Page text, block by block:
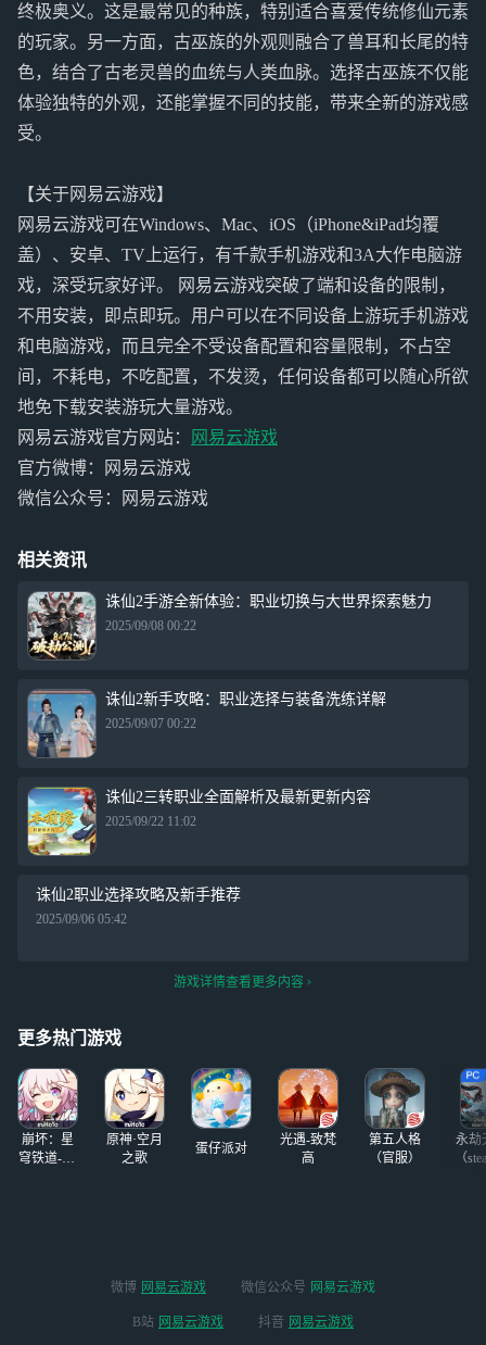
终极奥义。这是最常见的种族，特别适合喜爱传统修仙元素
的玩家。另一方面，古巫族的外观则融合了兽耳和长尾的特
色，结合了古老灵兽的血统与人类血脉。选择古巫族不仅能
体验独特的外观，还能掌握不同的技能，带来全新的游戏感
受。
【关于网易云游戏】
网易云游戏可在Windows、Mac、iOS（iPhone&iPad均覆
盖）、安卓、TV上运行，有千款手机游戏和3A大作电脑游
戏，深受玩家好评。 网易云游戏突破了端和设备的限制，
不用安装，即点即玩。用户可以在不同设备上游玩手机游戏
和电脑游戏，而且完全不受设备配置和容量限制，不占空
间，不耗电，不吃配置，不发烫，任何设备都可以随心所欲
地免下载安装游玩大量游戏。
网易云游戏官方网站：
网易云游戏
官方微博：网易云游戏
微信公众号：网易云游戏
相关资讯
诛仙2手游全新体验：职业切换与大世界探索魅力
2025/09/08 00:22
诛仙2新手攻略：职业选择与装备洗练详解
2025/09/07 00:22
诛仙2三转职业全面解析及最新更新内容
2025/09/22 11:02
诛仙2职业选择攻略及新手推荐
2025/09/06 05:42
游戏详情查看更多内容
更多热门游戏
崩坏：星
穹铁道-4.4
原神·空月
之歌
蛋仔派对
光遇-致梵
高
第五人格
（官服）
永劫
（
微博 网易云游戏 微信公众号 网易云游戏
B站 网易云游戏 抖音 网易云游戏